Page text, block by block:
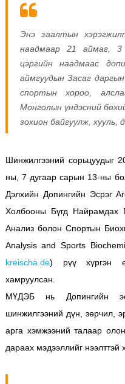
Энэ заалтын
наадмаар 21 аймаг, 3
цэргийн наадмаас
аймгуудын Засаг
спортын хороо,
Монголын үндэсний
зохион байгуулж, хууль,
Шинжилгээний сорьцуудыг
ны, 7 дугаар сарын 13-ны
Дэлхийн Допингийн Эсрэг
Холбооны Бүгд Найрамдах
Анализ болон Спортын
Analysis and Sports
kreischa.de) рүү хүргэн
хамруулсан.
МҮДЭБ нь Допингийн
шинжилгээний дүн, зөрчил,
арга хэмжээний талаар
дараах мэдээллийг нээлттэй